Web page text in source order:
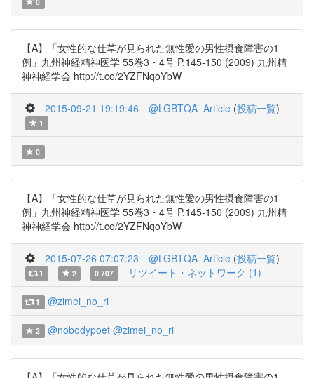
【A】「女性的な仕草が見られた無性愛の男性摂食障害の1
例」九州神経精神医学 55巻3・4号 P.145-150 (2009) 九州精
神神経学会 http://t.co/2YZFNqoYbW
2015-09-21 19:19:46 @LGBTQA_Article (投稿一覧)
1
0
【A】「女性的な仕草が見られた無性愛の男性摂食障害の1
例」九州神経精神医学 55巻3・4号 P.145-150 (2009) 九州精
神神経学会 http://t.co/2YZFNqoYbW
2015-07-26 07:07:23 @LGBTQA_Article (投稿一覧)
1 2 0.707 リツイート・ネットワーク (1)
1 @zimei_no_ri
2 @nobodypoet @zimei_no_ri